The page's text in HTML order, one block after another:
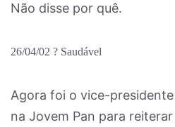
Não disse por quê.
26/04/02 ? Saudável
Agora foi o vice-
na Jovem Pan para